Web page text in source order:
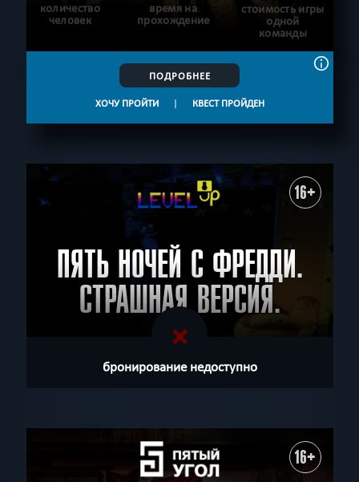
количество
человек
время на
прохождение
стоимость игры
одной
команды
ПОДРОБНЕЕ
ХОЧУ ПРОЙТИ | КВЕСТ ПРОЙДЕН
16+
ПЯТЬ НОЧЕЙ С ФРЕДДИ.
СТРАШНАЯ ВЕРСИЯ.
бронирование недоступно
16+